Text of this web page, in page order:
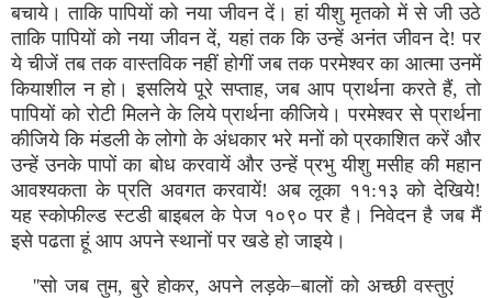
बचाये। ताकि पापियों को नया जीवन दें। हां यीशु मृतको में से जी उठे
ताकि पापियों को नया जीवन दें, यहां तक कि उन्हें अनंत जीवन दे! पर
ये चीजें तब तक वास्तविक नहीं होगीं जब तक परमेश्वर का आत्मा उनमें
कियाशील न हो। इसलिये पूरे सप्ताह, जब आप प्रार्थना करते हैं, तो
पापियों को रोटी मिलने के लिये प्रार्थना कीजिये। परमेश्वर से प्रार्थना
कीजिये कि मंडली के लोगो के अंधकार भरे मनों को प्रकाशित करें और
उन्हें उनके पापों का बोध करवायें और उन्हें प्रभु यीशु मसीह की महान
आवश्यकता के प्रति अवगत करवायें! अब लूका ११:१३ को देखिये!
यह स्कोफील्ड स्टडी बाइबल के पेज १०९० पर है। निवेदन है जब मैं
इसे पढता हूं आप अपने स्थानों पर खडे हो जाइये।
''सो जब तुम, बुरे होकर, अपने लड़के−बालों को अच्छी वस्तुएं